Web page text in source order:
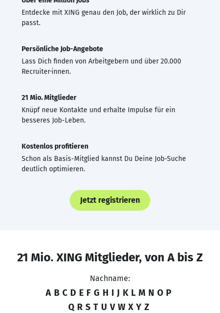
Entdecke mit XING genau den Job, der wirklich zu Dir
passt.
Persönliche Job-Angebote
Lass Dich finden von Arbeitgebern und über 20.000
Recruiter·innen.
21 Mio. Mitglieder
Knüpf neue Kontakte und erhalte Impulse für ein
besseres Job-Leben.
Kostenlos profitieren
Schon als Basis-Mitglied kannst Du Deine Job-Suche
deutlich optimieren.
Jetzt registrieren
21 Mio. XING Mitglieder, von A bis Z
Nachname:
A B C D E F G H I J K L M N O P
Q R S T U V W X Y Z